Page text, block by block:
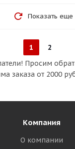
Показать еще
1
2
Просим
заказа от 2000
Компания
О компании